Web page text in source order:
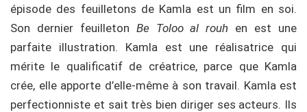
épisode des feuilletons de Kamla est un film en soi.
Son dernier feuilleton Be Toloo al rouh en est une
parfaite illustration. Kamla est une réalisatrice qui
mérite le qualificatif de créatrice, parce que Kamla
crée, elle apporte d’elle-même à son travail. Kamla est
perfectionniste et sait très bien diriger ses acteurs. Ils